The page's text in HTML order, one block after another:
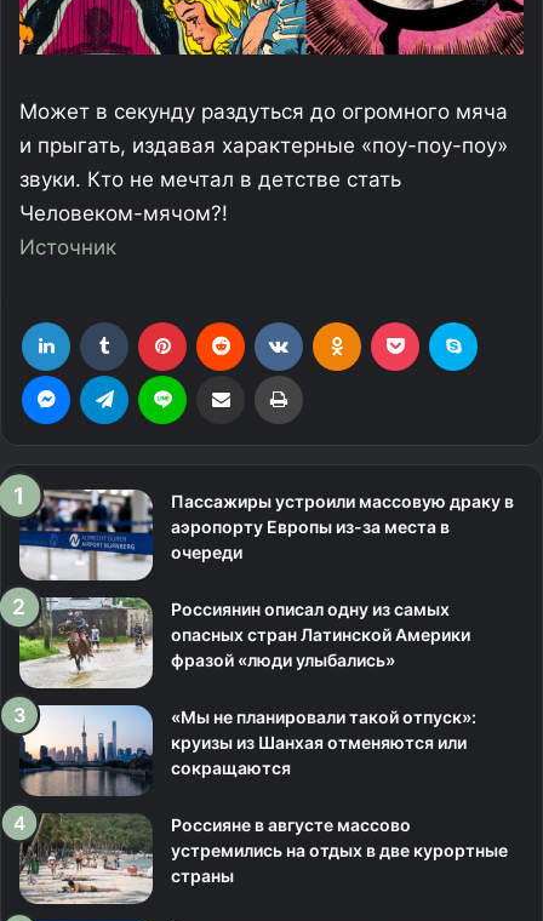
Может в секунду раздуться до огромного мяча
и прыгать, издавая характерные «поу-поу-поу»
звуки. Кто не мечтал в детстве стать
Человеком-мячом?!
Источник
Пассажиры устроили массовую драку в
аэропорту Европы из-за места в
очереди
Россиянин описал одну из самых
опасных стран Латинской Америки
фразой «люди улыбались»
«Мы не планировали такой отпуск»:
круизы из Шанхая отменяются или
сокращаются
Россияне в августе массово
устремились на отдых в две курортные
страны